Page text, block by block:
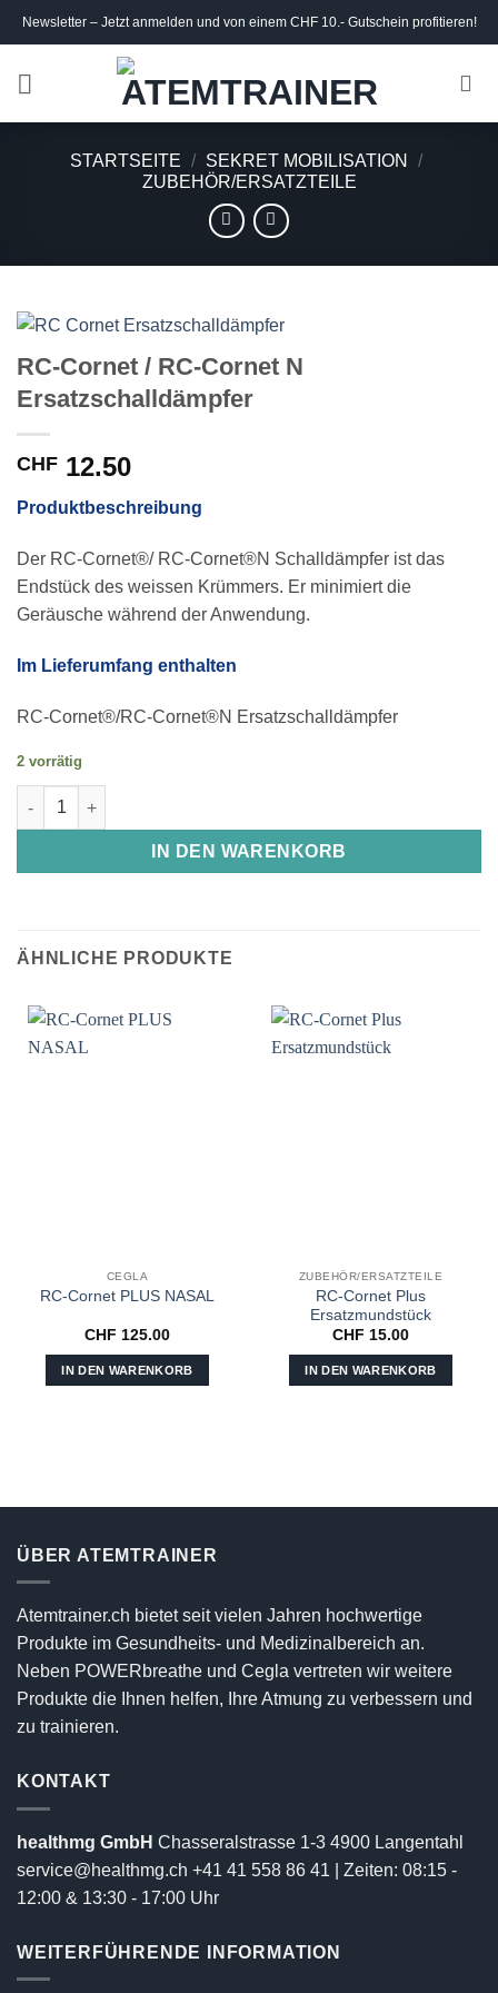
Skip
to
Newsletter – Jetzt anmelden und von einem CHF 10.- Gutschein profitieren!
STARTSEITE / SEKRET MOBILISATION
/
ZUBEHÖR/ERSATZTEILE
RC-Cornet / RC-Cornet N
Ersatzschalldämpfer
CHF 12.50
Produktbeschreibung
Der RC-Cornet®/ RC-Cornet®N Schalldämpfer ist das
Endstück des weissen Krümmers. Er minimiert die
Geräusche während der Anwendung.
Im Lieferumfang enthalten
RC-Cornet®/RC-Cornet®N Ersatzschalldämpfer
2 vorrätig
RC-Cornet / RC-Cornet N Ersatzschalldämpfer Menge
IN DEN WARENKORB
ÄHNLICHE PRODUKTE
CEGLA
RC-Cornet PLUS NASAL
CHF 125.00
IN DEN WARENKORB
ZUBEHÖR/ERSATZTEILE
RC-Cornet Plus
Ersatzmundstück
CHF 15.00
IN DEN WARENKORB
ÜBER ATEMTRAINER
Atemtrainer.ch bietet seit vielen Jahren hochwertige
Produkte im Gesundheits- und Medizinalbereich an.
Neben POWERbreathe und Cegla vertreten wir weitere
Produkte die Ihnen helfen, Ihre Atmung zu verbessern und
zu trainieren.
KONTAKT
healthmg GmbH Chasseralstrasse 1-3 4900 Langentahl
service@healthmg.ch +41 41 558 86 41 | Zeiten: 08:15 -
12:00 & 13:30 - 17:00 Uhr
WEITERFÜHRENDE INFORMATION